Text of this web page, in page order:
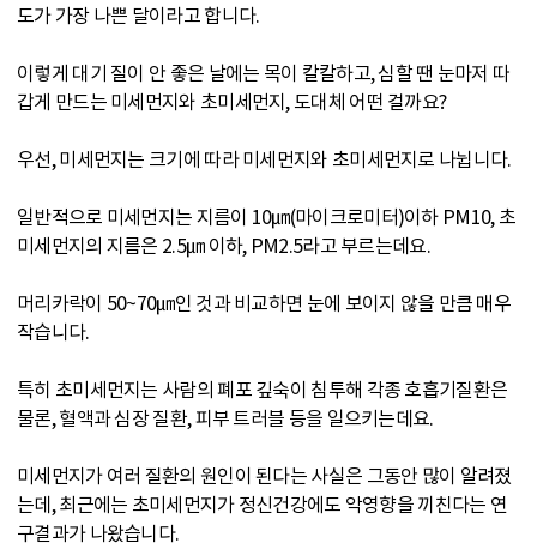
도가 가장 나쁜 달이라고 합니다.
이렇게 대기 질이 안 좋은 날에는 목이 칼칼하고, 심할 땐 눈마저 따
갑게 만드는 미세먼지와 초미세먼지, 도대체 어떤 걸까요?
우선, 미세먼지는 크기에 따라 미세먼지와 초미세먼지로 나뉩니다.
일반적으로 미세먼지는 지름이 10㎛(마이크로미터)이하 PM10, 초
미세먼지의 지름은 2.5㎛ 이하, PM2.5라고 부르는데요.
머리카락이 50~70㎛인 것과 비교하면 눈에 보이지 않을 만큼 매우
작습니다.
특히 초미세먼지는 사람의 폐포 깊숙이 침투해 각종 호흡기질환은
물론, 혈액과 심장 질환, 피부 트러블 등을 일으키는데요.
미세먼지가 여러 질환의 원인이 된다는 사실은 그동안 많이 알려졌
는데, 최근에는 초미세먼지가 정신건강에도 악영향을 끼친다는 연
구결과가 나왔습니다.